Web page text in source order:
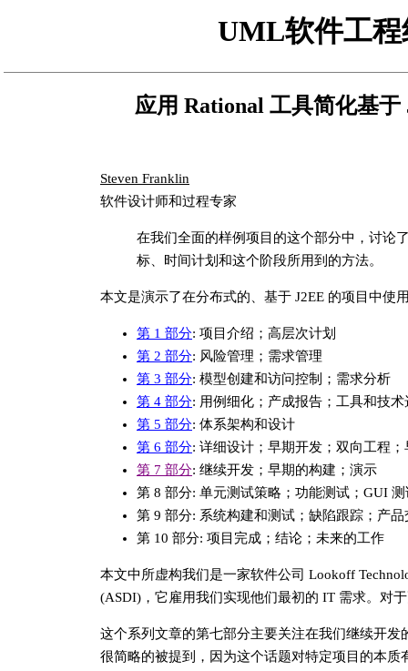
UML软件工程
应用 Rational 工具简化基
Steven Franklin
软件设计师和过程专家
在我们全面的样例项目的这个部分中，讨论
标、时间计划和这个阶段所用到的方法。
本文是演示了在分布式的、基于 J2EE 的项目中使
第 1 部分: 项目介绍；高层次计划
第 2 部分: 风险管理；需求管理
第 3 部分: 模型创建和访问控制；需求分析
第 4 部分: 用例细化；产成报告；工具和技术
第 5 部分: 体系架构和设计
第 6 部分: 详细设计；早期开发；双向工程
第 7 部分: 继续开发；早期的构建；演示
第 8 部分: 单元测试策略；功能测试；GUI
第 9 部分: 系统构建和测试；缺陷跟踪；产品
第 10 部分: 项目完成；结论；未来的工作
本文中所虚构我们是一家软件公司 Lookoff
(ASDI)，它雇用我们实现他们最初的 IT 需求。对
这个系列文章的第七部分主要关注在我们继续开发
很简略的被提到，因为这个话题对特定项目的本